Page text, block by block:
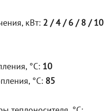
кВт: 2 / 4 / 6 / 8 / 10
°С: 10
°С: 85